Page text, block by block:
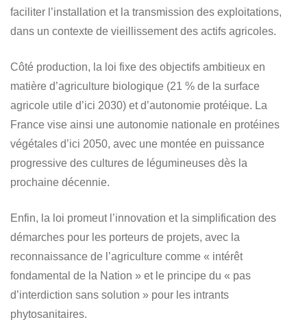
faciliter l’installation et la transmission des exploitations,
dans un contexte de vieillissement des actifs agricoles.
Côté production, la loi fixe des objectifs ambitieux en
matière d’agriculture biologique (21 % de la surface
agricole utile d’ici 2030) et d’autonomie protéique. La
France vise ainsi une autonomie nationale en protéines
végétales d’ici 2050, avec une montée en puissance
progressive des cultures de légumineuses dès la
prochaine décennie.
Enfin, la loi promeut l’innovation et la simplification des
démarches pour les porteurs de projets, avec la
reconnaissance de l’agriculture comme « intérêt
fondamental de la Nation » et le principe du « pas
d’interdiction sans solution » pour les intrants
phytosanitaires.